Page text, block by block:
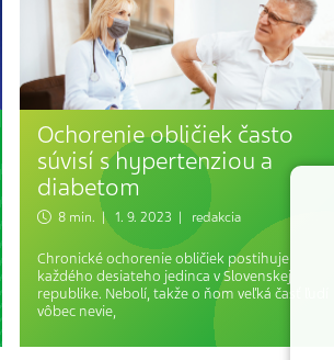
Ochorenie obličiek často
súvisí s hypertenziou a
diabetom
8 min. | 1. 9. 2023 | redakcia
Chronické ochorenie obličiek postihuje
každého desiateho jedinca v Slovenskej
republike. Nebolí, takže o ňom veľká časť ľudí
vôbec nevie,